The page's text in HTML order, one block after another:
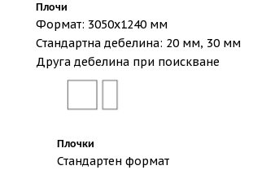
Плочи
Формат: 3050х1240 мм
Стандартна дебелина: 20 мм, 30 мм
Друга дебелина при поискване
Плочки
Стандартен формат